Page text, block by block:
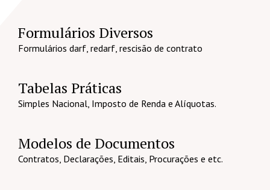
Formulários Diversos
Formulários darf, redarf, rescisão de contrato
Tabelas Práticas
Simples Nacional, Imposto de Renda e Alíquotas.
Modelos de Documentos
Contratos, Declarações, Editais, Procurações e etc.